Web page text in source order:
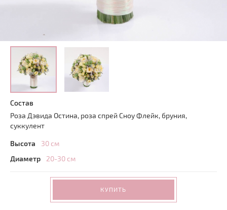
Состав
Роза Дэвида Остина, роза спрей Сноу Флейк, бруния,
суккулент
Высота
30 см
Диаметр
20-30 см
КУПИТЬ